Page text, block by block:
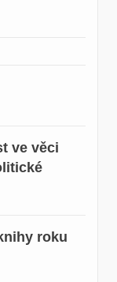
ve věci
roku